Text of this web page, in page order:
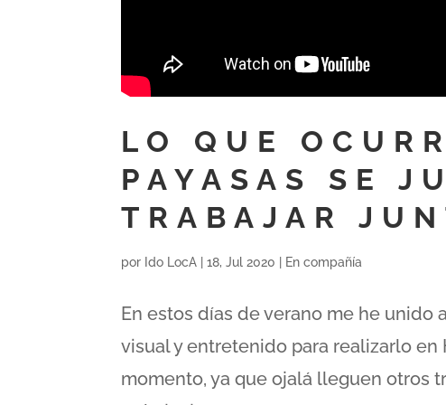
LO QUE
PAYASAS SE
TRABAJAR
por Ido LocA |18, Jul 2020 En compañía
En estos días de verano me he unido
visual y entretenido para realizarlo
momento, ya que ojalá lleguen otros